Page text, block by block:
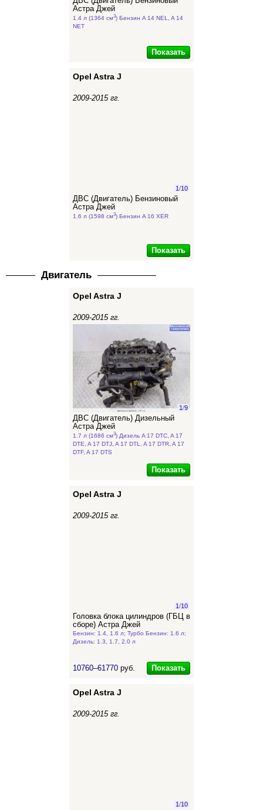
Астра Джей
1.4 л (1364 см3) Бензин A 14 NEL, A 14
NET
Показать
Opel Astra J
2009-2015 гг.
1/10
ДВС (Двигатель) Бензиновый
Астра Джей
1.6 л (1598 см3) Бензин A 16 XER
Показать
Двигатель
Opel Astra J
2009-2015 гг.
1/9
ДВС (Двигатель) Дизельный
Астра Джей
1.7 л (1686 см3) Дизель A 17 DTC, A 17
DTE, A 17 DTJ, A 17 DTL, A 17 DTR, A 17
DTF, A 17 DTS
Показать
Opel Astra J
2009-2015 гг.
1/10
Головка блока цилиндров (ГБЦ в
сборе) Астра Джей
Бензин: 1.4, 1.6 л; Турбо Бензин: 1.6 л;
Дизель: 1.3, 1.7, 2.0 л
10760–61770 руб. Показать
Opel Astra J
2009-2015 гг.
1/10